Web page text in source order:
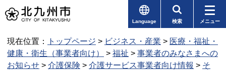
Language 検索 メニュー
現在位置： トップページ > ビジネス・産業 > 医療・福祉・
健康・衛生（事業者向け）
> 福祉 > 事業者のみなさまへの
お知らせ > 介護保険 > 介護サービス事業者向け情報 > そ